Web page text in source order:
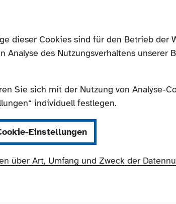
dieser Cookies sind für den Betrieb
Analyse des Nutzungsverhaltens
Sie sich mit der Nutzung von
individuell festlegen.
Einstellungen
über Art, Umfang und Zweck der